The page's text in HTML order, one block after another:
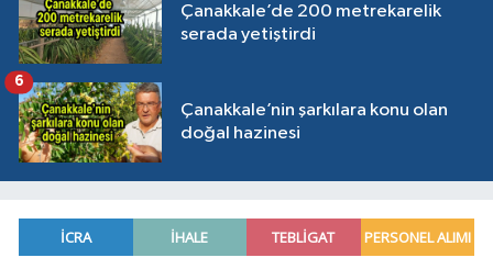
Çanakkale’de 200 metrekarelik
serada yetiştirdi
Çanakkale’nin şarkılara konu olan
doğal hazinesi
6